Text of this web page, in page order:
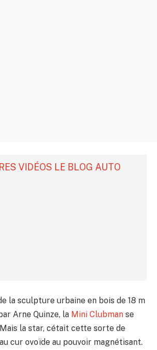
VIDÉOS LE BLOG AUTO
la sculpture urbaine en bois de 18 m
Arne Quinze, la Mini Clubman se
la star, cétait cette sorte de
cur ovoïde au pouvoir magnétisant.